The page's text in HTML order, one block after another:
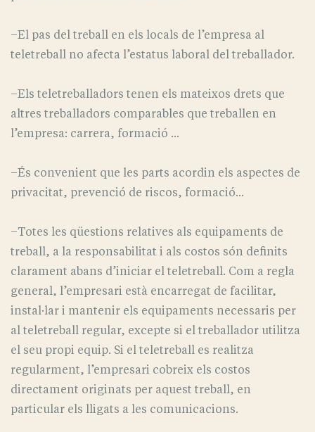
–El pas del treball en els locals de l’empresa al
teletreball no afecta l’estatus laboral del treballador.
–Els teletreballadors tenen els mateixos drets que
altres treballadors comparables que treballen en
l’empresa: carrera, formació ...
–És convenient que les parts acordin els aspectes de
privacitat, prevenció de riscos, formació...
–Totes les qüestions relatives als equipaments de
treball, a la responsabilitat i als costos són definits
clarament abans d’iniciar el teletreball. Com a regla
general, l’empresari està encarregat de facilitar,
instal·lar i mantenir els equipaments necessaris per
al teletreball regular, excepte si el treballador utilitza
el seu propi equip. Si el teletreball es realitza
regularment, l’empresari cobreix els costos
directament originats per aquest treball, en
particular els lligats a les comunicacions.